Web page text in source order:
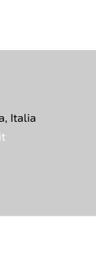
Italia